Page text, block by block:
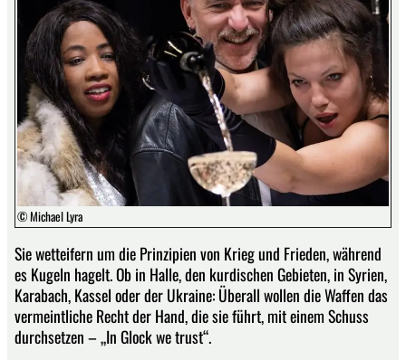
© Michael Lyra
Sie wetteifern um die Prinzipien von Krieg und Frieden, während
es Kugeln hagelt. Ob in Halle, den kurdischen Gebieten, in Syrien,
Karabach, Kassel oder der Ukraine: Überall wollen die Waffen das
vermeintliche Recht der Hand, die sie führt, mit einem Schuss
durchsetzen – „In Glock we trust“.